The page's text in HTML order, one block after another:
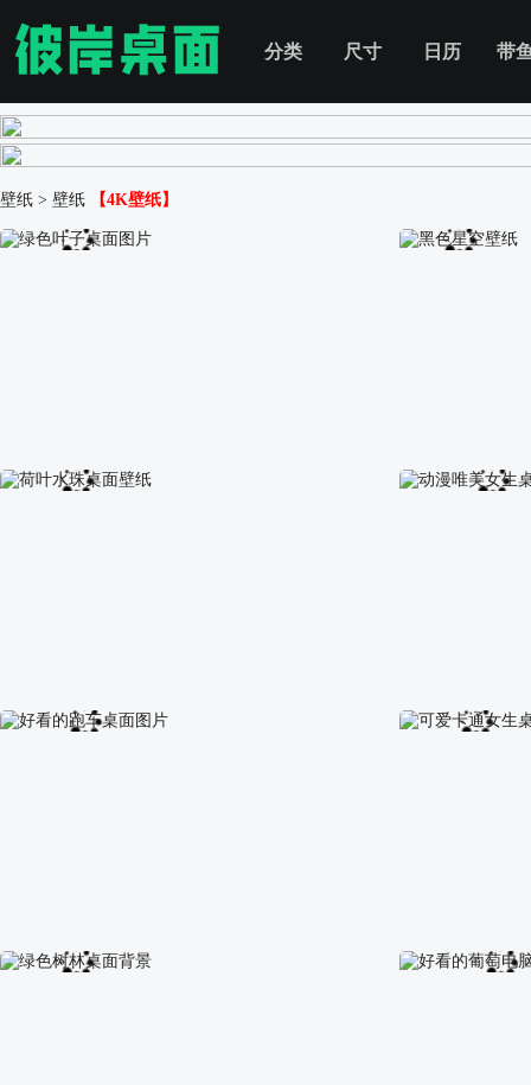
分类 尺寸 日历 带
壁纸 > 壁纸 【4K壁纸】
绿色叶子桌面图片 黑色星空壁纸
荷叶水珠桌面壁纸 动漫唯美女生
好看的跑车桌面图片 可爱卡通女生桌